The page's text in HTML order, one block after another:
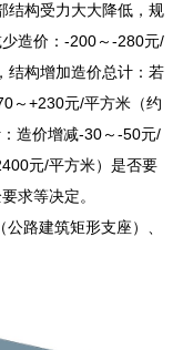
结构受力大大降低，规
造价：-200～-280元/
结构增加造价总计：若
～+230元/平方米（约
造价增减-30～-50元/
元/平方米）是否要
求等决定。
路建筑矩形支座）、